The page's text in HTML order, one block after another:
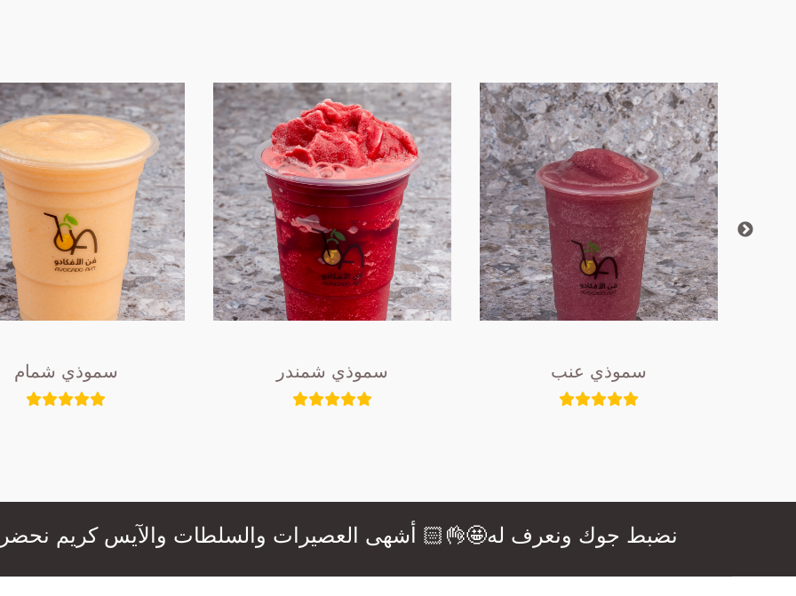
سموذي شمام سموذي شمندر سموذي عنب
نضبط جوك ونعرف له🤩👌🏻 أشهى العصيرات والسلطات والآيس كريم نحضرها لكم